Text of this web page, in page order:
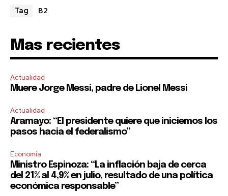
Tag B2
Mas recientes
Actualidad
Muere Jorge Messi, padre de Lionel Messi
Actualidad
Aramayo: “El presidente quiere que iniciemos los
pasos hacia el federalismo”
Economía
Ministro Espinoza: “La inflación baja de cerca
del 21% al 4,9% en julio, resultado de una política
económica responsable”